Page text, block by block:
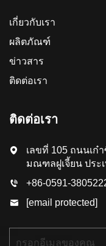
เกี่ยวกับเรา
ผลิตภัณฑ์
ข่าวสาร
ติดต่อเรา
ติดต่อเรา
เลขที่ 105 ถนนเก๋
มณฑลฝูเจี้ยน ประ
+86-0591-
[email protected]